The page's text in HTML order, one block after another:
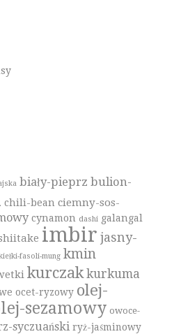
biały-pieprz bulion-
chili-bean ciemny-sos-
cynamon dashi galangal
imbir jasny-
fasoli-mung kmin
kurczak kurkuma
ocet-ryzowy olej-
sezamowy owoce-
syczuański ryż-jaśminowy